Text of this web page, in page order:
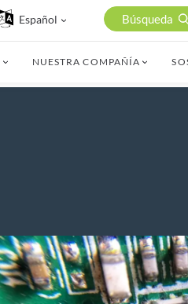
Español Búsqueda
NUESTRA COMPAÑÍA